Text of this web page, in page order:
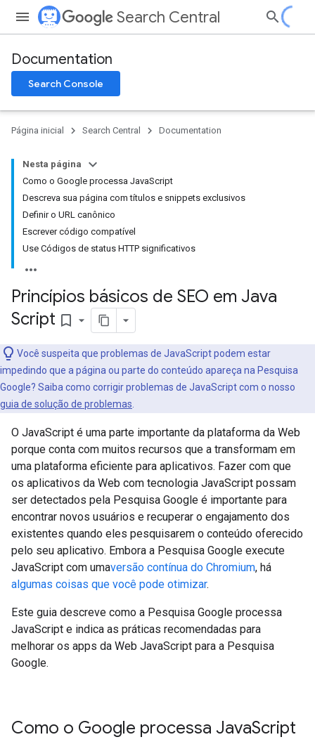
Search Central
Documentation
Search Console
Página inicial Search Central Documentation
Nesta página
Como o Google processa JavaScript
Descreva sua página com títulos e snippets exclusivos
Definir o URL canônico
Escrever código compatível
Use Códigos de status HTTP significativos
Princípios básicos de SEO em Java
Script bookmark_border
Você suspeita que problemas de JavaScript podem estar
impedindo que a página ou parte do conteúdo apareça na Pesquisa
Google? Saiba como corrigir problemas de JavaScript com o nosso
guia de solução de problemas
O JavaScript é uma parte importante da plataforma da Web
porque conta com muitos recursos que a transformam em
uma plataforma eficiente para aplicativos. Fazer com que
os aplicativos da Web com tecnologia JavaScript possam
ser detectados pela Pesquisa Google é importante para
encontrar novos usuários e recuperar o engajamento dos
existentes quando eles pesquisarem o conteúdo oferecido
pelo seu aplicativo. Embora a Pesquisa Google execute
JavaScript com umaversão contínua do Chromium, há
algumas coisas que você pode otimizar.
Este guia descreve como a Pesquisa Google processa
JavaScript e indica as práticas recomendadas para
melhorar os apps da Web JavaScript para a Pesquisa
Google.
Como o Google processa JavaScript